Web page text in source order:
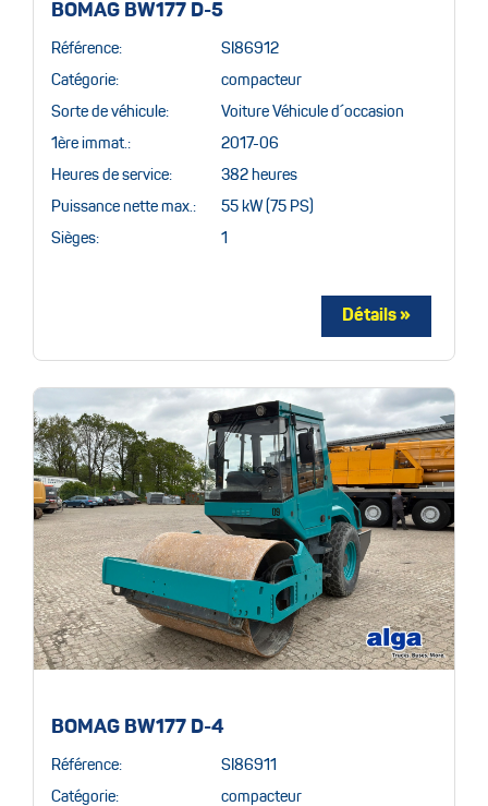
BOMAG BW177 D-5
Référence: SI86912
Catégorie: compacteur
Sorte de véhicule: Voiture Véhicule d´occasion
1ère immat.: 2017-06
Heures de service: 382 heures
Puissance nette max.: 55 kW (75 PS)
Sièges: 1
BOMAG BW177 D-4
Référence: SI86911
Catégorie: compacteur